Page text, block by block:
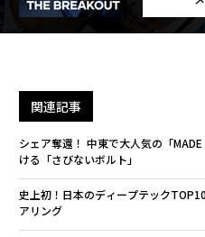
関連記事
シェア奪還！ 中東で大人気の「
ける「さびないボルト」
史上初！日本のディープテック
アリング